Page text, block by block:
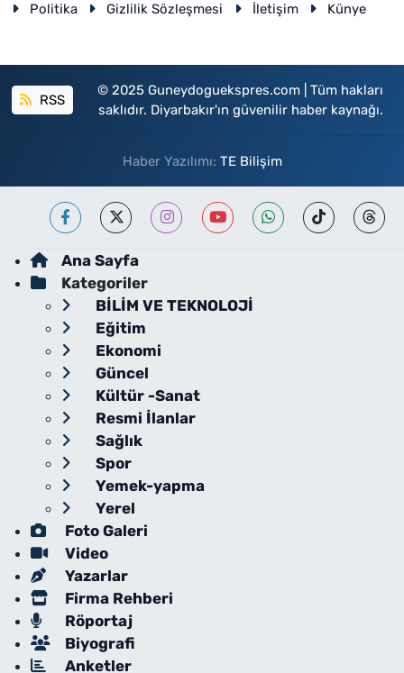
Politika
Gizlilik Sözleşmesi İletişim Künye
RSS
© 2025 Guneydoguekspres.com | Tüm hakları
saklıdır. Diyarbakır'ın güvenilir haber kaynağı.
Haber Yazılımı: TE Bilişim
Ana Sayfa
Kategoriler
BİLİM VE TEKNOLOJİ
Eğitim
Ekonomi
Güncel
Kültür -Sanat
Resmi İlanlar
Sağlık
Spor
Yemek-yapma
Yerel
Foto Galeri
Video
Yazarlar
Firma Rehberi
Röportaj
Biyografi
Anketler